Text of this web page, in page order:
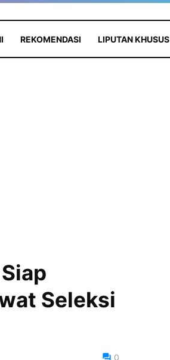
REKOMENDASI LIPUTAN KHUSUS
Seleksi
0